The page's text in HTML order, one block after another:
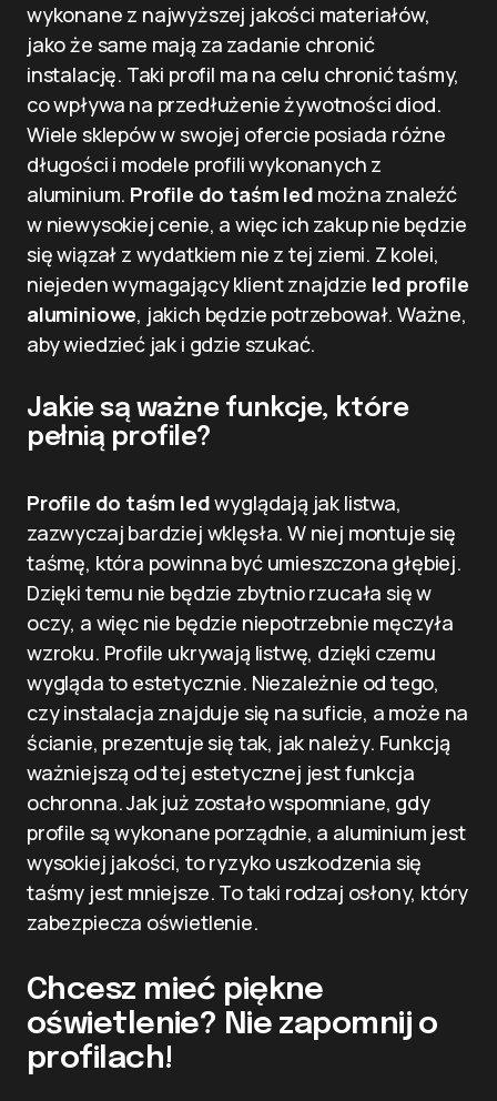
wykonane z najwyższej jakości materiałów,
jako że same mają za zadanie chronić
instalację. Taki profil ma na celu chronić taśmy,
co wpływa na przedłużenie żywotności diod.
Wiele sklepów w swojej ofercie posiada różne
długości i modele profili wykonanych z
aluminium. Profile do taśm led można znaleźć
w niewysokiej cenie, a więc ich zakup nie będzie
się wiązał z wydatkiem nie z tej ziemi. Z kolei,
niejeden wymagający klient znajdzie led profile
aluminiowe, jakich będzie potrzebował. Ważne,
aby wiedzieć jak i gdzie szukać.
Jakie są ważne funkcje, które
pełnią profile?
Profile do taśm ledwyglądają jak listwa,
zazwyczaj bardziej wklęsła. W niej montuje się
taśmę, która powinna być umieszczona głębiej.
Dzięki temu nie będzie zbytnio rzucała się w
oczy, a więc nie będzie niepotrzebnie męczyła
wzroku. Profile ukrywają listwę, dzięki czemu
wygląda to estetycznie. Niezależnie od tego,
czy instalacja znajduje się na suficie, a może na
ścianie, prezentuje się tak, jak należy. Funkcją
ważniejszą od tej estetycznej jest funkcja
ochronna. Jak już zostało wspomniane, gdy
profile są wykonane porządnie, a aluminium jest
wysokiej jakości, to ryzyko uszkodzenia się
taśmy jest mniejsze. To taki rodzaj osłony, który
zabezpiecza oświetlenie.
Chcesz mieć piękne
oświetlenie? Nie zapomnij o
profilach!